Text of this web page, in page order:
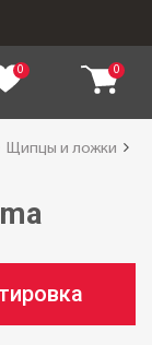
0 0
Щипцы и ложки